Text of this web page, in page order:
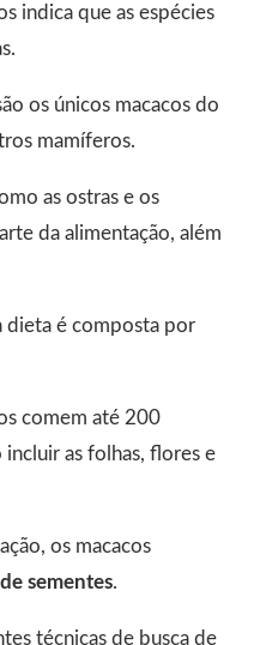
indica que as espécies
os únicos macacos do
mamíferos.
as ostras e os
da alimentação, além
dieta é composta por
comem até 200
as folhas, flores e
os macacos
sementes.
técnicas de busca de